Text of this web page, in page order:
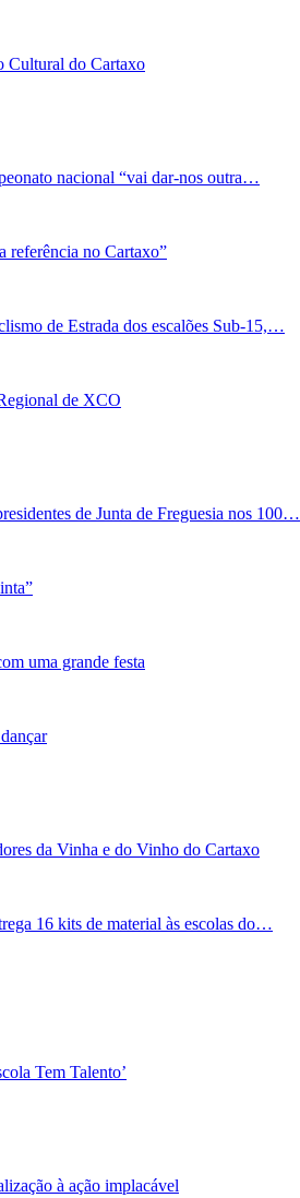
Cultural do Cartaxo
nacional “vai dar-nos outra…
referência no Cartaxo”
de Estrada dos escalões Sub-15,…
de XCO
de Junta de Freguesia nos 100…
uma grande festa
da Vinha e do Vinho do Cartaxo
16 kits de material às escolas do…
Tem Talento’
à ação implacável